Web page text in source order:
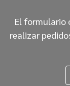
El formulario
realizar